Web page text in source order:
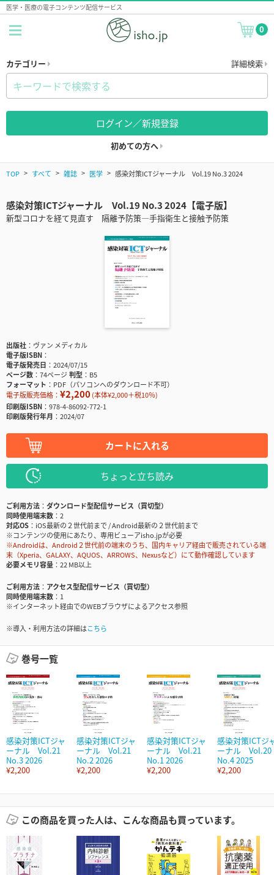
医学・医療の電子コンテンツ配信サービス
0
カテゴリー 詳細検索
ログイン／新規登録
初めての方へ
TOP すべて 雑誌 医学 感染対策ICTジャーナル Vol.19 No.3 2024
感染対策ICTジャーナル Vol.19 No.3 2024【電子版】
新型コロナを経て見直す 隔離予防策―手指衛生と接触予防策
出版社
ヴァン メディカル
電子版ISBN
電子版発売日
2024/07/15
ページ数
74ページ判型
B5
フォーマット
PDF（パソコンへのダウンロード不可）
電子版販売価格： ¥2,200(本体¥2,000＋税10％)
印刷版ISBN
978-4-86092-772-1
印刷版発行年月
2024/07
カートに入れる
ちょっと立ち読み
ご利用方法
ダウンロード型配信サービス（買切型）
同時使用端末数
2
対応OS
iOS最新の２世代前まで / Android最新の２世代前まで
※コンテンツの使用にあたり、専用ビューアisho.jpが必要
※Androidは、Android２世代前の端末のうち、国内キャリア経由で販売されている端
末（Xperia、GALAXY、AQUOS、ARROWS、Nexusなど）にて動作確認しています
必要メモリ容量
22 MB以上
ご利用方法
アクセス型配信サービス（買切型）
同時使用端末数
1
※インターネット経由でのWEBブラウザによるアクセス参照
※導入・利用方法の詳細はこちら
巻号一覧
感染対策ICTジャ
ーナル Vol.21
No.3 2026
¥2,200
感染対策ICTジャ
ーナル Vol.21
No.2 2026
¥2,200
感染対策ICTジャ
ーナル Vol.21
No.1 2026
¥2,200
感染対策ICTジ
ーナル Vol.20
No.4 2025
¥2,200
この商品を買った人は、こんな商品も買っています。